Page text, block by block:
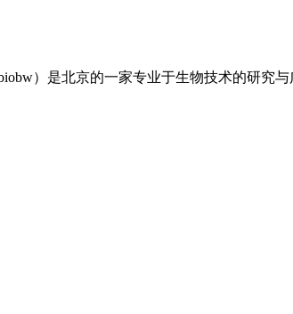
）是北京的一家专业于生物技术的研究